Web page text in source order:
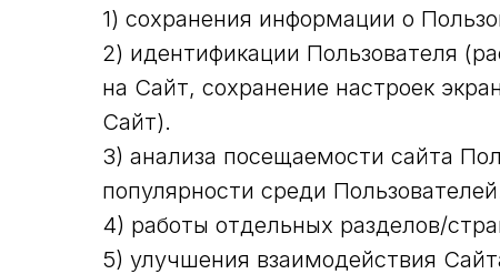
1) сохранения информации о
2) идентификации Пользователя
на Сайт, сохранение настроек
Сайт).
3) анализа посещаемости сайта
популярности среди
4) работы отдельных разделов/
5) улучшения взаимодействия